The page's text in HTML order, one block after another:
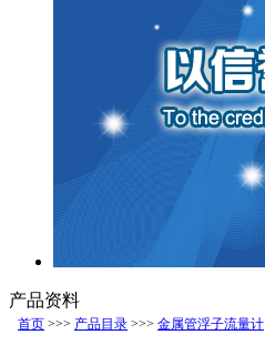
产品资料
首页 >>> 产品目录 >>> 金属管浮子流量计